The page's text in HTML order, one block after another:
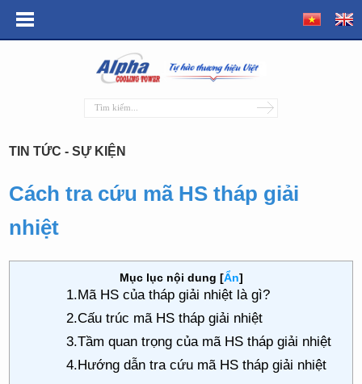
TIN TỨC - SỰ KIỆN
Cách tra cứu mã HS tháp giải
nhiệt
Mục lục nội dung [Ẩn]
1.Mã HS của tháp giải nhiệt là gì?
2.Cấu trúc mã HS tháp giải nhiệt
3.Tầm quan trọng của mã HS tháp giải nhiệt
4.Hướng dẫn tra cứu mã HS tháp giải nhiệt